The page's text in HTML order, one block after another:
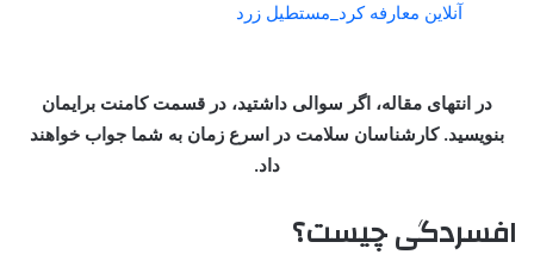
آنلاین معارفه کرد_مستطیل زرد
در انتهای مقاله، اگر سوالی داشتید، در قسمت کامنت برایمان
بنویسید. کارشناسان سلامت در اسرع زمان به شما جواب خواهند
داد.
افسردگی چیست؟